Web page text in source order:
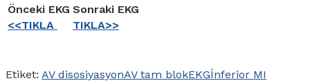
Önceki EKG Sonraki EKG
<<TIKLA
TIKLA>>
Etiket: AV disosiyasyonAV tam blokEKGİnferior MI